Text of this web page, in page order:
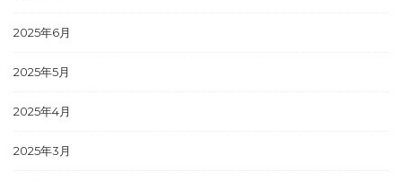
2025年6月
2025年5月
2025年4月
2025年3月